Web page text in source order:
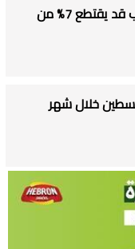
مخاوف تهز أسواق الطاقة.. باب المندب قد يقتطع 7% من
خلال شهر